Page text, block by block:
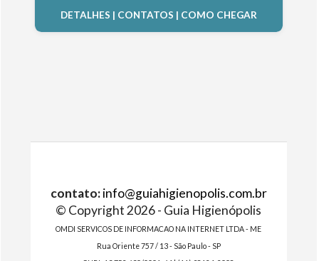
DETALHES | CONTATOS | COMO CHEGAR
contato: info@guiahigienopolis.com.br
© Copyright 2026 - Guia Higienópolis
OMDI SERVICOS DE INFORMACAO NA INTERNET LTDA - ME
Rua Oriente 757 / 13 - São Paulo - SP